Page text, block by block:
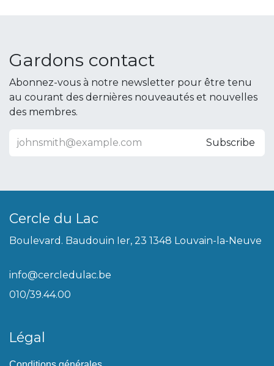
Gardons contact
Abonnez-vous à notre newsletter pour être tenu
au courant des dernières nouveautés et nouvelles
des membres.
Subscribe
Cercle du Lac
Boulevard. Baudouin Ier, 23 1348 Louvain-la-Neuve
info@cercledulac.be
010/39.44.00
Légal